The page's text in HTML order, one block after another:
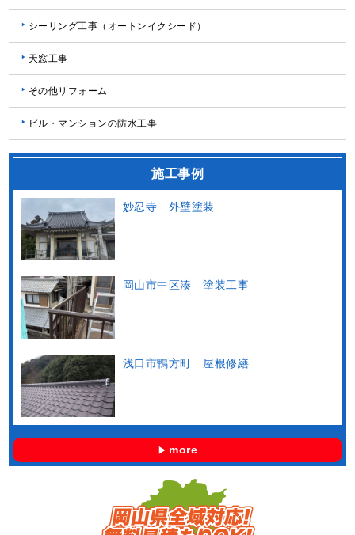
シーリング工事（オートンイクシード）
天窓工事
その他リフォーム
ビル・マンションの防水工事
施工事例
妙忍寺 外壁塗装
岡山市中区湊 塗装工事
浅口市鴨方町 屋根修繕
more